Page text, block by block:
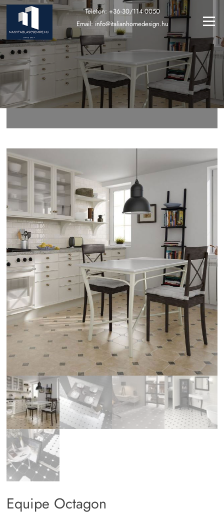
Ugrás
tartalomra
Menü
Telefon: +36-30/114-0050
Email: info@italianhomedesign.hu
Equipe Octagon